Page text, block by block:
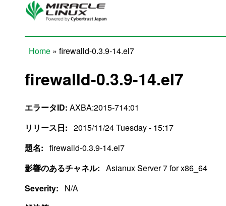
Skip to main content
Home » firewalld-0.3.9-14.el7
firewalld-0.3.9-14.el7
エラータID: AXBA:2015-714:01
リリース日: 2015/11/24 Tuesday - 15:17
題名: firewalld-0.3.9-14.el7
影響のあるチャネル: Asianux Server 7 for x86_64
Severity:
N/A